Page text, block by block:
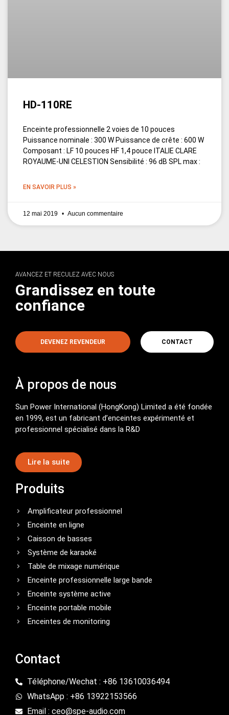
HD-110RE
Enceinte professionnelle 2 voies de 10 pouces
Puissance nominale : 300 W Puissance de crête : 600 W
Composant : LF 10 pouces HF 1,4 pouce ITALIE CLARE
ROYAUME-UNI CELESTION Sensibilité : 96 dB SPL max :
EN SAVOIR PLUS »
12 mai 2019 Aucun commentaire
AVANCEZ ET RECULEZ AVEC NOUS
Grandissez en toute
confiance
DEVENEZ REVENDEUR CONTACT
À propos de nous
Sun Power International (HongKong) Limited a été fondée
en 1999, est un fabricant d’enceintes expérimenté et
professionnel spécialisé dans la R&D
Lire la suite
Produits
Amplificateur professionnel
Enceinte en ligne
Caisson de basses
Système de karaoké
Table de mixage numérique
Enceinte professionnelle large bande
Enceinte système active
Enceinte portable mobile
Enceintes de monitoring
Contact
Téléphone/Wechat : +86 13610036494
WhatsApp : +86 13922153566
Email : ceo@spe-audio.com